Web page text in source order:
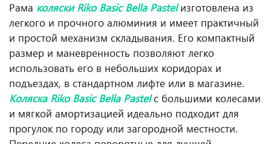
Рама коляски Riko Basic Bella Pastelизготовлена из
легкого и прочного алюминия и имеет практичный
и простой механизм складывания. Его компактный
размер и маневренность позволяют легко
использовать его в небольших коридорах и
подъездах, в стандартном лифте или в магазине.
Коляска Riko Basic Bella Pastelс большими колесами
и мягкой амортизацией идеально подходит для
прогулок по городу или загородной местности.